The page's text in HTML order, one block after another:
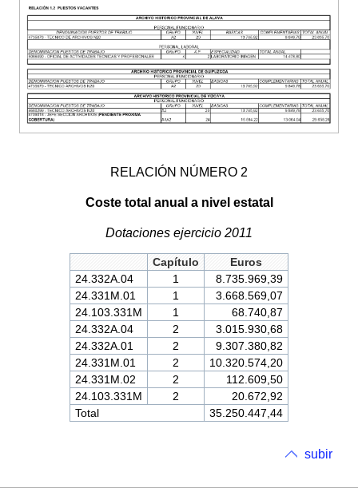
RELACIÓN NÚMERO 2
Coste total anual a nivel estatal
Dotaciones ejercicio 2011
Capítulo
Euros
24.332A.04
1
8.735.969,39
24.331M.01
1
3.668.569,07
24.103.331M
1
68.740,87
24.332A.04
2
3.015.930,68
24.332A.01
2
9.307.380,82
24.331M.01
2
10.320.574,20
24.331M.02
2
112.609,50
24.103.331M
2
20.672,92
Total
35.250.447,44
subir